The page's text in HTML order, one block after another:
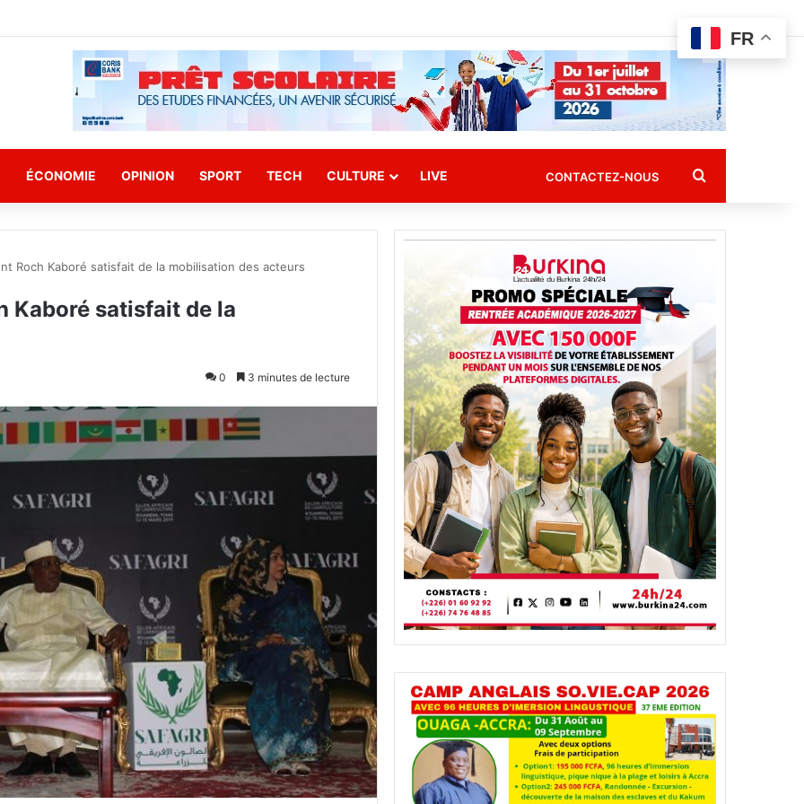
ÉCONOMIE OPINION SPORT TECH CULTURE LIVE CONTACTEZ-NOUS Rechercher
Roch Kaboré satisfait de la mobilisation des acteurs
Kaboré satisfait de la
0 3 minutes de lecture
FR